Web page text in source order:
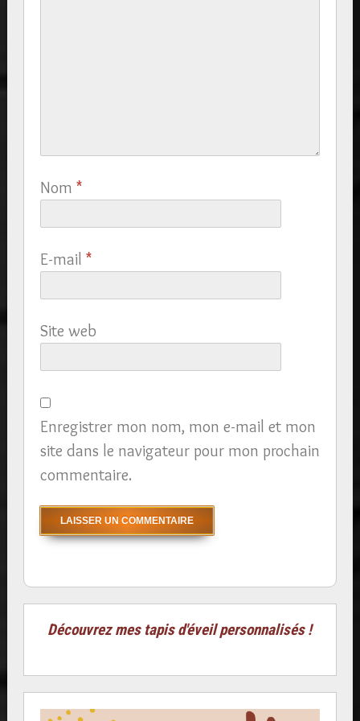
Nom *
E-mail *
Site web
Enregistrer mon nom, mon e-mail et mon
site dans le navigateur pour mon prochain
commentaire.
Découvrez mes tapis d'éveil personnalisés !